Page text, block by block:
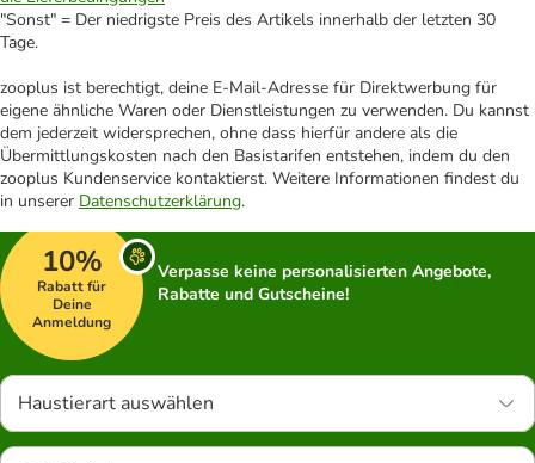
"Sonst" = Der niedrigste Preis des Artikels innerhalb der letzten 30
Tage.
zooplus ist berechtigt, deine E-Mail-Adresse für Direktwerbung für
eigene ähnliche Waren oder Dienstleistungen zu verwenden. Du kannst
dem jederzeit widersprechen, ohne dass hierfür andere als die
Übermittlungskosten nach den Basistarifen entstehen, indem du den
zooplus Kundenservice kontaktierst. Weitere Informationen findest du
in unserer Datenschutzerklärung.
10%
Rabatt für
Deine
Anmeldung
Verpasse keine personalisierten Angebote,
Rabatte und Gutscheine!
Haustierart auswählen